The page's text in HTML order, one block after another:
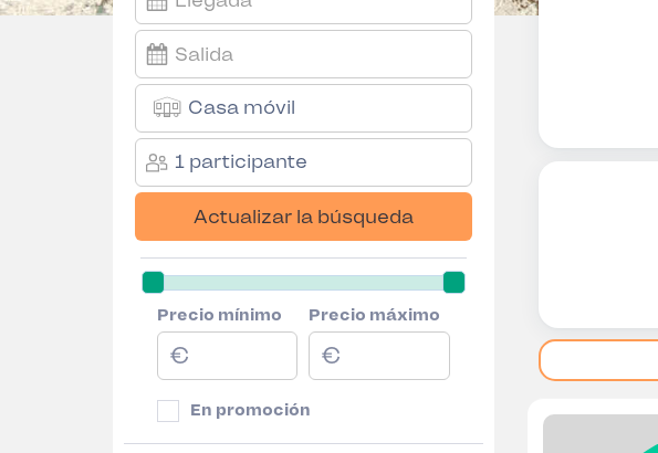
Casa móvil
1 participante
Actualizar la búsqueda
Precio mínimo Precio máximo
En promoción